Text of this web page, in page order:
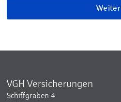
Weiter
VGH Versicherungen
Schiffgraben 4